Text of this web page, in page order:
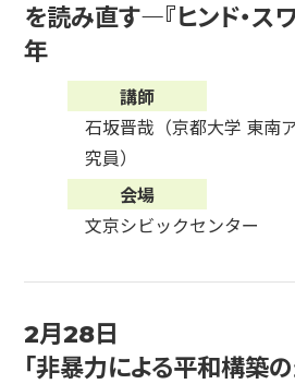
を読み直す―『ヒンド・ス
年
講師
石坂晋哉（京都大学 東南
究員）
会場
文京シビックセンター
2月28日
「非暴力による平和構築